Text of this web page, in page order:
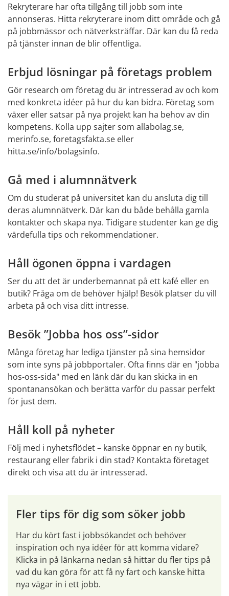
Rekryterare har ofta tillgång till jobb som inte
annonseras. Hitta rekryterare inom ditt område och gå
på jobbmässor och nätverksträffar. Där kan du få reda
på tjänster innan de blir offentliga.
Erbjud lösningar på företags problem
Gör research om företag du är intresserad av och kom
med konkreta idéer på hur du kan bidra. Företag som
växer eller satsar på nya projekt kan ha behov av din
kompetens. Kolla upp sajter som allabolag.se,
merinfo.se, foretagsfakta.se eller
hitta.se/info/bolagsinfo.
Gå med i alumnnätverk
Om du studerat på universitet kan du ansluta dig till
deras alumnnätverk. Där kan du både behålla gamla
kontakter och skapa nya. Tidigare studenter kan ge dig
värdefulla tips och rekommendationer.
Håll ögonen öppna i vardagen
Ser du att det är underbemannat på ett kafé eller en
butik? Fråga om de behöver hjälp! Besök platser du vill
arbeta på och visa ditt intresse.
Besök ”Jobba hos oss”-sidor
Många företag har lediga tjänster på sina hemsidor
som inte syns på jobbportaler. Ofta finns där en "jobba
hos-oss-sida" med en länk där du kan skicka in en
spontanansökan och berätta varför du passar perfekt
för just dem.
Håll koll på nyheter
Följ med i nyhetsflödet – kanske öppnar en ny butik,
restaurang eller fabrik i din stad? Kontakta företaget
direkt och visa att du är intresserad.
Fler tips för dig som söker jobb
Har du kört fast i jobbsökandet och behöver
inspiration och nya idéer för att komma vidare?
Klicka in på länkarna nedan så hittar du fler tips på
vad du kan göra för att få ny fart och kanske hitta
nya vägar in i ett jobb.